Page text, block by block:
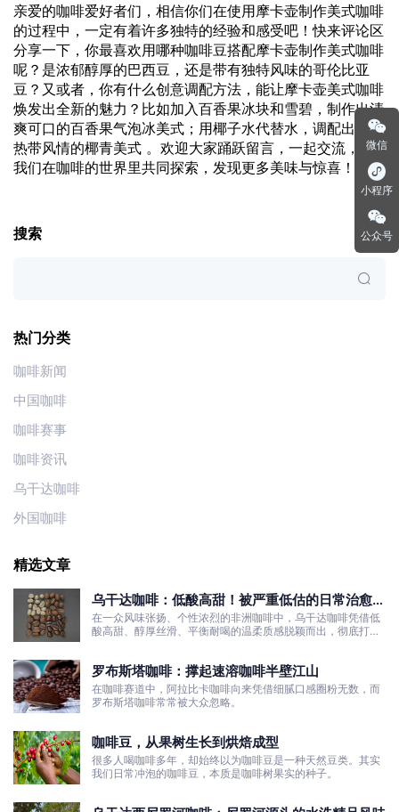
亲爱的咖啡爱好者们，相信你们在使用摩卡壶制作美式咖啡
的过程中，一定有着许多独特的经验和感受吧！快来评论区
分享一下，你最喜欢用哪种咖啡豆搭配摩卡壶制作美式咖啡
呢？是浓郁醇厚的巴西豆，还是带有独特风味的哥伦比亚
豆？又或者，你有什么创意调配方法，能让摩卡壶美式咖啡
焕发出全新的魅力？比如加入百香果冰块和雪碧，制作出清
爽可口的百香果气泡冰美式；用椰子水代替水，调配出充满
热带风情的椰青美式 。欢迎大家踊跃留言，一起交流，让
我们在咖啡的世界里共同探索，发现更多美味与惊喜！
搜索
热门分类
咖啡新闻
中国咖啡
咖啡赛事
咖啡资讯
乌干达咖啡
外国咖啡
精选文章
乌干达咖啡：低酸高甜！被严重低估的日常治愈口
粮豆
在一众风味张扬、个性浓烈的非洲咖啡中，乌干达咖啡凭借低
酸高甜、醇厚丝滑、平衡耐喝的温柔质感脱颖而出，彻底打破
罗布斯塔咖啡：撑起速溶咖啡半壁江山
在咖啡赛道中，阿拉比卡咖啡向来凭借细腻口感圈粉无数，而
罗布斯塔咖啡常常被大众忽略。
咖啡豆，从果树生长到烘焙成型
很多人喝咖啡多年，却始终以为咖啡豆是一种天然豆类。其实
我们日常冲泡的咖啡豆，本质是咖啡树果实的种子。
微信
小程序
公众号